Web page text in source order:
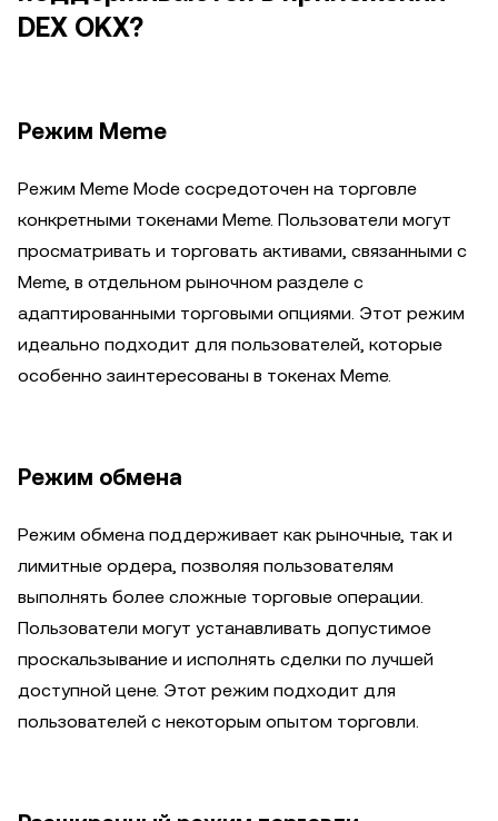
DEX OKX?
Режим Meme
Режим Meme Mode сосредоточен на торговле
конкретными токенами Meme. Пользователи могут
просматривать и торговать активами, связанными с
Meme, в отдельном рыночном разделе с
адаптированными торговыми опциями. Этот режим
идеально подходит для пользователей, которые
особенно заинтересованы в токенах Meme.
Режим обмена
Режим обмена поддерживает как рыночные, так и
лимитные ордера, позволяя пользователям
выполнять более сложные торговые операции.
Пользователи могут устанавливать допустимое
проскальзывание и исполнять сделки по лучшей
доступной цене. Этот режим подходит для
пользователей с некоторым опытом торговли.